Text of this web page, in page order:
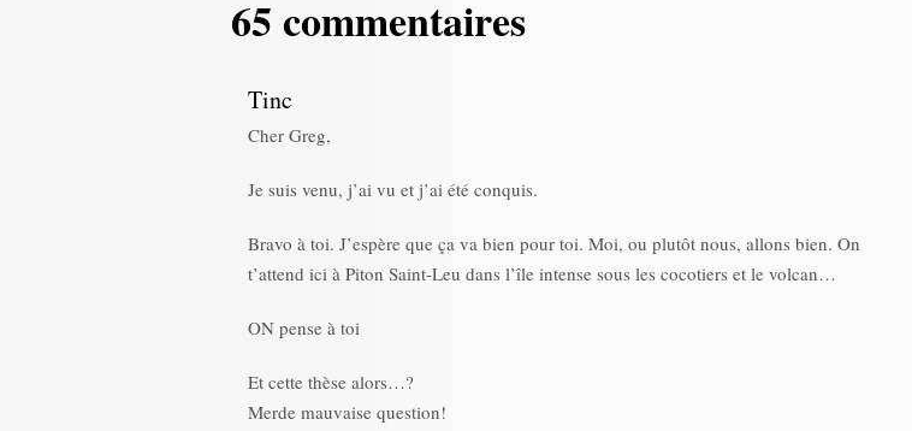
65 commentaires
Tinc
Cher Greg,
Je suis venu, j’ai vu et j’ai été conquis.
Bravo à toi. J’espère que ça va bien pour toi. Moi, ou plutôt nous, allons bien. On
t’attend ici à Piton Saint-Leu dans l’île intense sous les cocotiers et le volcan…
ON pense à toi
Et cette thèse alors…?
Merde mauvaise question!